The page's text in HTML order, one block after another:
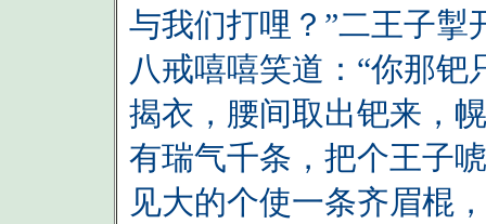
与我们打哩？”二王子掣
八戒嘻嘻笑道：“你那钯
揭衣，腰间取出钯来，
有瑞气千条，把个王子
见大的个使一条齐眉棍